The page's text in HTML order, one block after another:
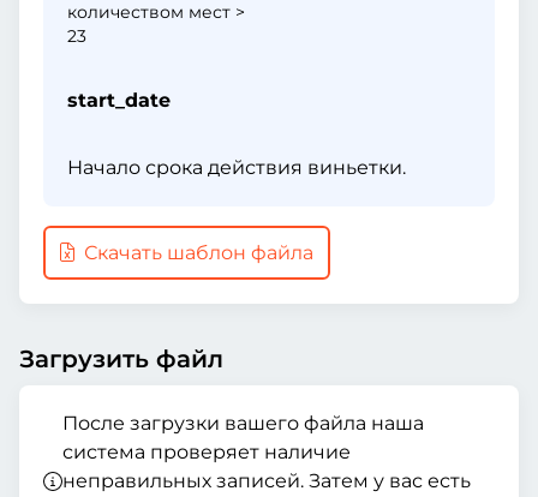
количеством мест >
23
start_date
Начало срока действия виньетки.
Скачать шаблон файла
Загрузить файл
После загрузки вашего файла наша
система проверяет наличие
неправильных записей. Затем у вас есть